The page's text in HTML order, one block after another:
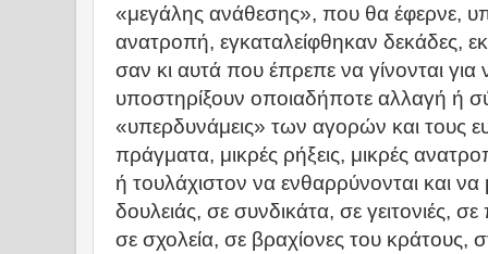
«μεγάλης ανάθεσης», που θα έφερνε,
ανατροπή, εγκαταλείφθηκαν δεκάδες,
σαν κι αυτά που έπρεπε να γίνονται
υποστηρίξουν οποιαδήποτε αλλαγή ή
«υπερδυνάμεις» των αγορών και τους
πράγματα, μικρές ρήξεις, μικρές
ή τουλάχιστον να ενθαρρύνονται και
δουλειάς, σε συνδικάτα, σε γειτονιές,
σε σχολεία, σε βραχίονες του κράτους,